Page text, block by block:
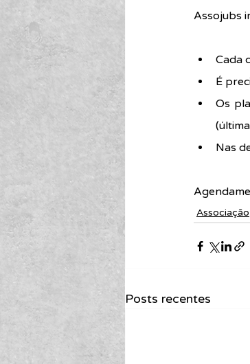
Assojubs
Cada
É
Os
Nas
Associação
Posts recentes